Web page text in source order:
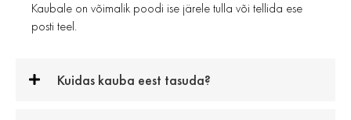
Kaubale on võimalik poodi ise järele tulla või tellida ese
posti teel.
Kuidas kauba eest tasuda?